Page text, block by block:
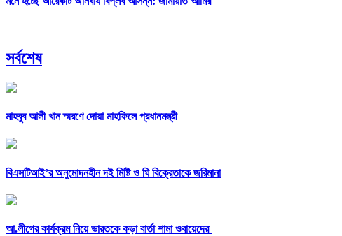
সর্বশেষ
মাহবুব আলী খান স্মরণে দোয়া মাহফিলে প্রধানমন্ত্রী
বিএসটিআই’র অনুমোদনহীন দই মিষ্টি ও ঘি বিক্রেতাকে জরিমানা
আ.লীগের কার্যক্রম নিয়ে ভারতকে কড়া বার্তা শামা ওবায়েদের